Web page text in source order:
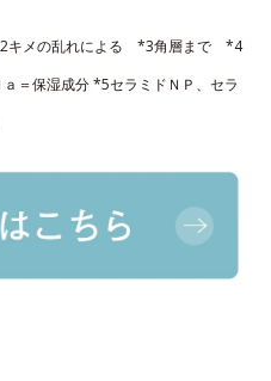
キメの乱れによる *3角層まで *4
＝保湿成分 *5セラミドＮＰ、セラ